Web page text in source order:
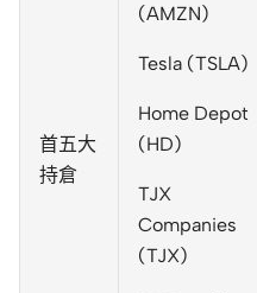
首五大
持倉
(AMZN)
Tesla (TSLA)
Home Depot
(HD)
TJX
Companies
(TJX)